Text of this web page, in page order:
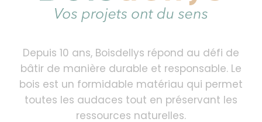
Depuis 10 ans, Boisdellys répond au défi de
bâtir de manière durable et responsable. Le
bois est un formidable matériau qui permet
toutes les audaces tout en préservant les
ressources naturelles.